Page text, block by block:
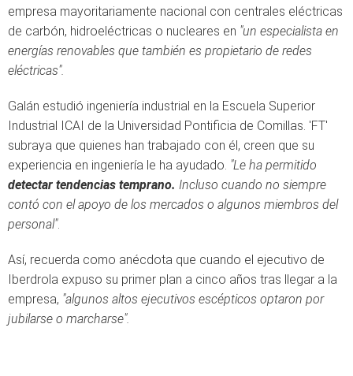
empresa mayoritariamente nacional con centrales eléctricas
de carbón, hidroeléctricas o nucleares en "un especialista en
energías renovables que también es propietario de redes
eléctricas".
Galán estudió ingeniería industrial en la Escuela Superior
Industrial ICAI de la Universidad Pontificia de Comillas. 'FT'
subraya que quienes han trabajado con él, creen que su
experiencia en ingeniería le ha ayudado. "Le ha permitido
detectar tendencias temprano. Incluso cuando no siempre
contó con el apoyo de los mercados o algunos miembros del
personal".
Así, recuerda como anécdota que cuando el ejecutivo de
Iberdrola expuso su primer plan a cinco años tras llegar a la
empresa, "algunos altos ejecutivos escépticos optaron por
jubilarse o marcharse".